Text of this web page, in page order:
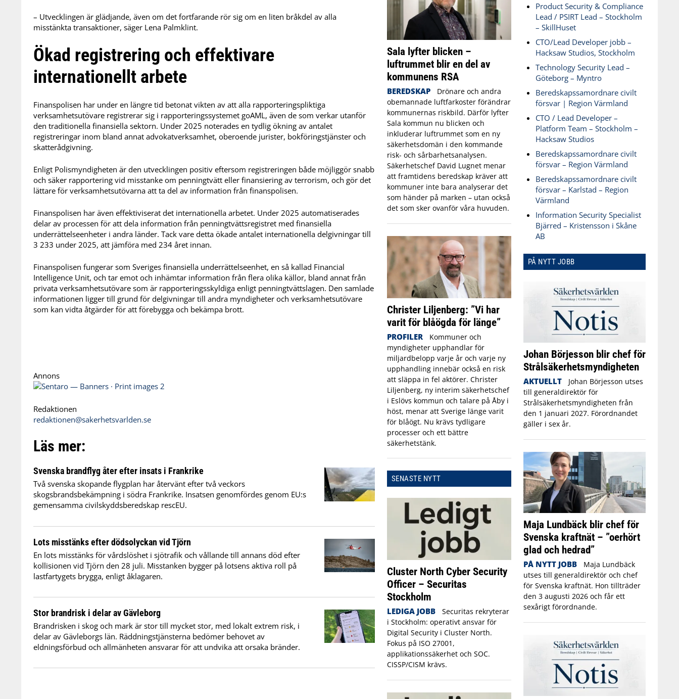
– Utvecklingen är glädjande, även om det fortfarande rör sig om en liten bråkdel av alla
misstänkta transaktioner, säger Lena Palmklint.
Ökad registrering och effektivare
internationellt arbete
Finanspolisen har under en längre tid betonat vikten av att alla rapporteringspliktiga
verksamhetsutövare registrerar sig i rapporteringssystemet goAML, även de som verkar utanför
den traditionella finansiella sektorn. Under 2025 noterades en tydlig ökning av antalet
registreringar inom bland annat advokatverksamhet, oberoende jurister, bokföringstjänster och
skatterådgivning.
Enligt Polismyndigheten är den utvecklingen positiv eftersom registreringen både möjliggör snabb
och säker rapportering vid misstanke om penningtvätt eller finansiering av terrorism, och gör det
lättare för verksamhetsutövarna att ta del av information från finanspolisen.
Finanspolisen har även effektiviserat det internationella arbetet. Under 2025 automatiserades
delar av processen för att dela information från penningtvättsregistret med finansiella
underrättelseenheter i andra länder. Tack vare detta ökade antalet internationella delgivningar till
3 233 under 2025, att jämföra med 234 året innan.
Finanspolisen fungerar som Sveriges finansiella underrättelseenhet, en så kallad Financial
Intelligence Unit, och tar emot och inhämtar information från flera olika källor, bland annat från
privata verksamhetsutövare som är rapporteringsskyldiga enligt penningtvättslagen. Den samlade
informationen ligger till grund för delgivningar till andra myndigheter och verksamhetsutövare
som kan vidta åtgärder för att förebygga och bekämpa brott.
Annons
Redaktionen
redaktionen@sakerhetsvarlden.se
Läs mer:
Svenska brandflyg åter efter insats i Frankrike
Två svenska skopande flygplan har återvänt efter två veckors
skogsbrandsbekämpning i södra Frankrike. Insatsen genomfördes genom EU:s
gemensamma civilskyddsberedskap rescEU.
Lots misstänks efter dödsolyckan vid Tjörn
En lots misstänks för vårdslöshet i sjötrafik och vållande till annans död efter
kollisionen vid Tjörn den 28 juli. Misstanken bygger på lotsens aktiva roll på
lastfartygets brygga, enligt åklagaren.
Stor brandrisk i delar av Gävleborg
Brandrisken i skog och mark är stor till mycket stor, med lokalt extrem risk, i
delar av Gävleborgs län. Räddningstjänsterna bedömer behovet av
eldningsförbud och allmänheten ansvarar för att undvika att orsaka bränder.
Sala lyfter blicken –
luftrummet blir en del av
kommunens RSA
BEREDSKAP
Drönare och andra
obemannade luftfarkoster förändrar
kommunernas riskbild. Därför lyfter
Sala kommun nu blicken och
inkluderar luftrummet som en ny
säkerhetsdomän i den kommande
risk- och sårbarhetsanalysen.
Säkerhetschef David Lugnet menar
att framtidens beredskap kräver att
kommuner inte bara analyserar det
som händer på marken – utan också
det som sker ovanför våra huvuden.
Christer Liljenberg: ”Vi har
varit för blåögda för länge”
PROFILER
Kommuner och
myndigheter upphandlar för
miljardbelopp varje år och varje ny
upphandling innebär också en risk
att släppa in fel aktörer. Christer
Liljenberg, ny interim säkerhetschef
i Eslövs kommun och talare på Åby i
höst, menar att Sverige länge varit
för blåögt. Nu krävs tydligare
processer och ett bättre
säkerhetstänk.
SENASTE NYTT
Cluster North Cyber Security
Officer – Securitas
Stockholm
LEDIGA JOBB
Securitas rekryterar
i Stockholm: operativt ansvar för
Digital Security i Cluster North.
Fokus på ISO 27001,
applikationssäkerhet och SOC.
CISSP/CISM krävs.
Product Security & Compliance
Lead / PSIRT Lead – Stockholm
– SkillHuset
CTO/Lead Developer jobb –
Hacksaw Studios, Stockholm
Technology Security Lead –
Göteborg – Myntro
Beredskapssamordnare civilt
försvar | Region Värmland
CTO / Lead Developer –
Platform Team – Stockholm –
Hacksaw Studios
Beredskapssamordnare civilt
försvar – Region Värmland
Beredskapssamordnare civilt
försvar – Karlstad – Region
Värmland
Information Security Specialist
Bjärred – Kristensson i Skåne
AB
PÅ NYTT JOBB
Johan Börjesson blir chef för
Strålsäkerhetsmyndigheten
AKTUELLT
Johan Börjesson utses
till generaldirektör för
Strålsäkerhetsmyndigheten från
den 1 januari 2027. Förordnandet
gäller i sex år.
Maja Lundbäck blir chef för
Svenska kraftnät – ”oerhört
glad och hedrad”
PÅ NYTT JOBB
Maja Lundbäck
utses till generaldirektör och chef
för Svenska kraftnät. Hon tillträder
den 3 augusti 2026 och får ett
sexårigt förordnande.